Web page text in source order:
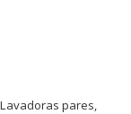
pares,